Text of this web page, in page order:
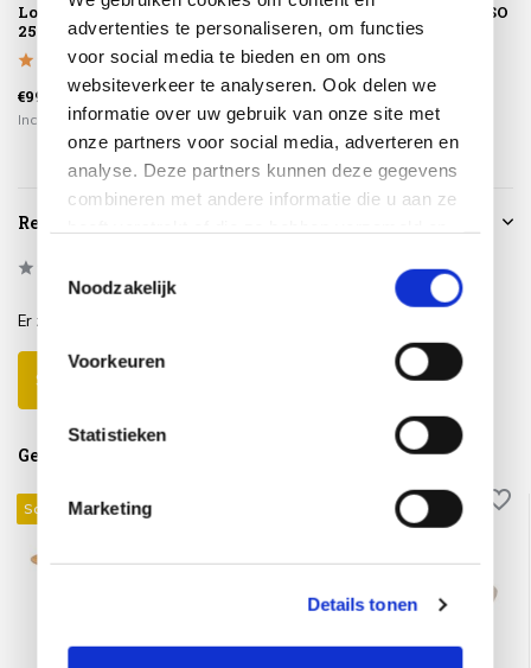
advertenties te personaliseren, om functies
voor social media te bieden en om ons
websiteverkeer te analyseren. Ook delen we
informatie over uw gebruik van onze site met
onze partners voor social media, adverteren en
analyse. Deze partners kunnen deze gegevens
combineren met andere informatie die u aan ze
Noodzakelijk
Voorkeuren
Statistieken
Marketing
Details tonen
Loungesethoes
255x255xH70
€99,95
Incl. btw
geen afval
€225,00
Incl. btw
terre Taste 4SO
€279,00
€189,00
Incl. btw
Reviews
Er zijn nog geen reviews geschreven over dit product..
Schrijf je eigen review
Gerelateerde producten
Sale 44%